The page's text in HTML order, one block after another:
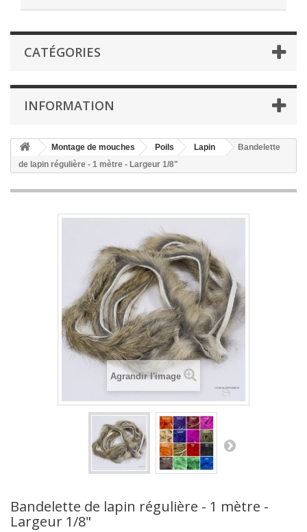
CATÉGORIES
INFORMATION
Montage de mouches Poils Lapin
Bandelette
de lapin régulière - 1 mètre - Largeur 1/8"
Agrandir l'image
Bandelette de lapin régulière - 1 mètre -
Largeur 1/8"